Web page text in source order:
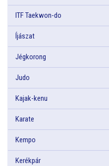
ITF Taekwon-do
Íjászat
Jégkorong
Judo
Kajak-kenu
Karate
Kempo
Kerékpár